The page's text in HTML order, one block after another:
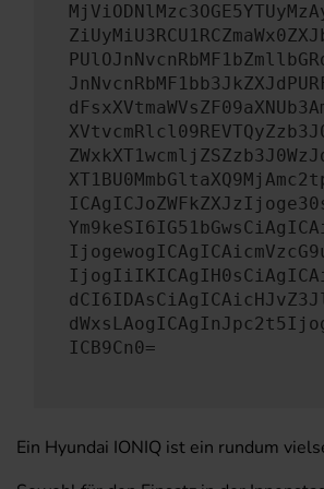
ICB9Cn0=
Ein Hyundai IONIQ ist ein rundum